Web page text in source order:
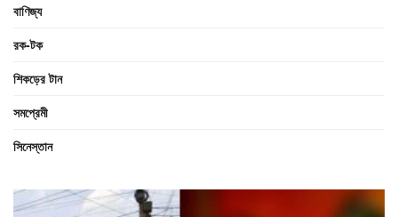
বাণিজ্য
রক-টক
শিকড়ের টান
সমপ্রেমী
সিনেস্তান